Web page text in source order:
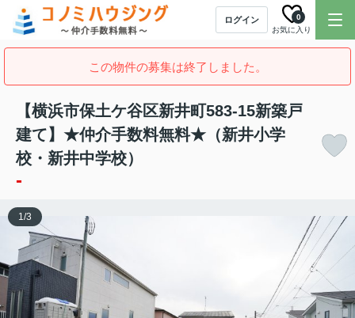
ログイン
お気に入り
0
この物件の募集は終了しました。
【横浜市保土ケ谷区新井町583-15新築戸
建て】★仲介手数料無料★（新井小学
校・新井中学校）
-
1/3